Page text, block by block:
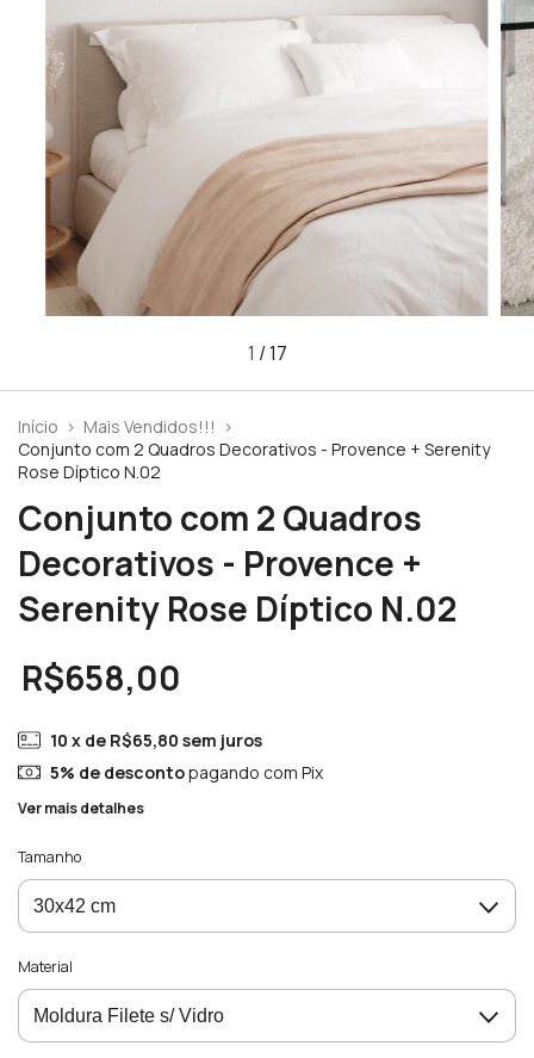
1 /17
Início > Mais Vendidos!!! >
Conjunto com 2 Quadros Decorativos - Provence + Serenity
Rose Díptico N.02
Conjunto com 2 Quadros
Decorativos - Provence +
Serenity Rose Díptico N.02
R$658,00
10 x de R$65,80 sem juros
5% de descontopagando com Pix
Ver mais detalhes
Tamanho
Material